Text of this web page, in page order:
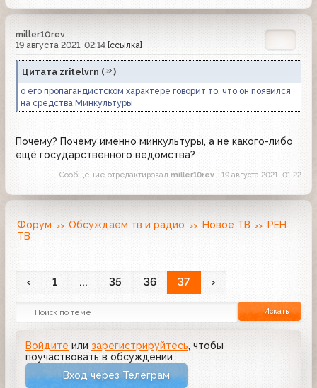
miller10rev
19 августа 2021, 02:14 [ссылка]
Цитата zritelvrn (
)
о его пропагандистском характере говорит то, что он появился
на средства Минкультуры
Почему? Почему именно минкультуры, а не какого-либо
ещё государственного ведомства?
Сообщение отредактировал miller10rev - 19 августа 2021, 01:22
Форум Обсуждаем тв и радио Новое ТВ
РЕН
ТВ
‹ 1 ... 35 36 37 ›
Искать
Войдите или зарегистрируйтесь, чтобы
поучаствовать в обсуждении
Вход через Телеграм